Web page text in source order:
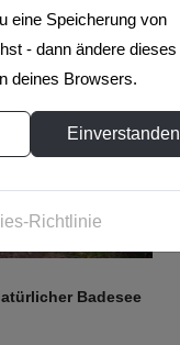
Badesee
eine Speicherung von
- dann ändere dieses
deines Browsers.
Einverstanden
Richtlinie